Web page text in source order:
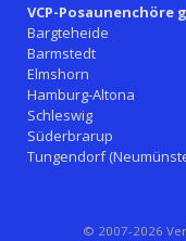
VCP-Posaunenchöre
Bargteheide
Barmstedt
Elmshorn
Hamburg-Altona
Schleswig
Süderbrarup
Tungendorf
© 2007-2026